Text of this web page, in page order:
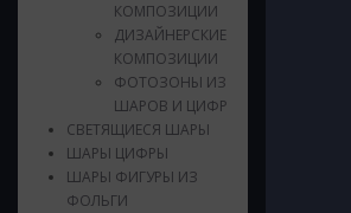
КОМПОЗИЦИИ
ДИЗАЙНЕРСКИЕ
КОМПОЗИЦИИ
ФОТОЗОНЫ ИЗ
ШАРОВ И ЦИФР
СВЕТЯЩИЕСЯ ШАРЫ
ШАРЫ ЦИФРЫ
ШАРЫ ФИГУРЫ ИЗ
ФОЛЬГИ